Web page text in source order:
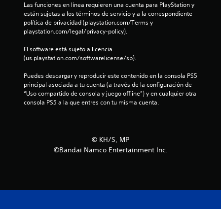
a
1
l
Las funciones en línea requieren una cuenta para PlayStation y
están sujetas a los términos de servicio y a la correspondiente
política de privacidad (playstation.com/Terms y
playstation.com/legal/privacy-policy).
El software está sujeto a licencia
(us.playstation.com/softwarelicense/sp).
Puedes descargar y reproducir este contenido en la consola PS5
principal asociada a tu cuenta (a través de la configuración de
“Uso compartido de consola y juego offline”) y en cualquier otra
consola PS5 a la que entres con tu misma cuenta.
©︎ KH/S, MP
©Bandai Namco Entertainment Inc.